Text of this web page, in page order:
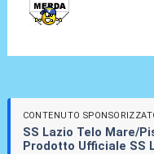
CONTENUTO
SS Lazio Telo Mare/
Prodotto Ufficiale SS